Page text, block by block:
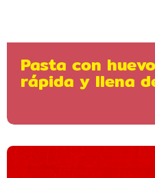
Pasta con
rápida y llena